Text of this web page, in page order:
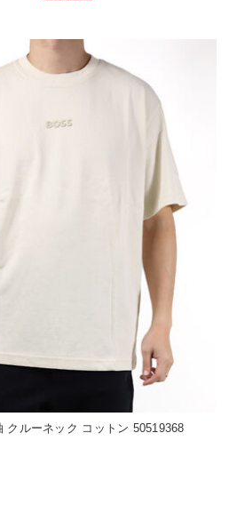
クルーネック コットン 50519368